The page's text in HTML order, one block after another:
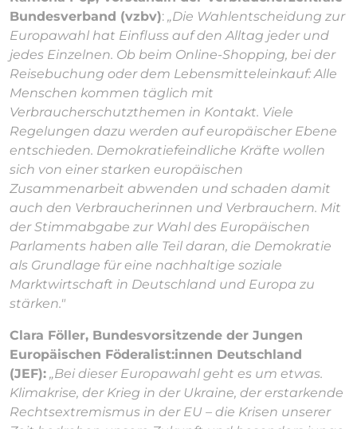
Bundesverband (vzbv): „Die Wahlentscheidung zur
Europawahl hat Einfluss auf den Alltag jeder und
jedes Einzelnen. Ob beim Online-Shopping, bei der
Reisebuchung oder dem Lebensmitteleinkauf: Alle
Menschen kommen täglich mit
Verbraucherschutzthemen in Kontakt. Viele
Regelungen dazu werden auf europäischer Ebene
entschieden. Demokratiefeindliche Kräfte wollen
sich von einer starken europäischen
Zusammenarbeit abwenden und schaden damit
auch den Verbraucherinnen und Verbrauchern. Mit
der Stimmabgabe zur Wahl des Europäischen
Parlaments haben alle Teil daran, die Demokratie
als Grundlage für eine nachhaltige soziale
Marktwirtschaft in Deutschland und Europa zu
stärken."
Clara Föller, Bundesvorsitzende der Jungen
Europäischen Föderalist:innen Deutschland
(JEF): „Bei dieser Europawahl geht es um etwas.
Klimakrise, der Krieg in der Ukraine, der erstarkende
Rechtsextremismus in der EU – die Krisen unserer